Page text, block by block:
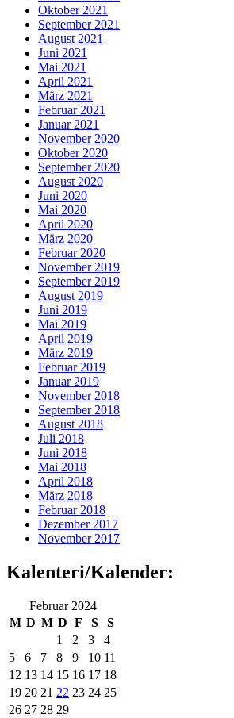
Oktober 2021
September 2021
August 2021
Juni 2021
Mai 2021
April 2021
März 2021
Februar 2021
Januar 2021
November 2020
Oktober 2020
September 2020
August 2020
Juni 2020
Mai 2020
April 2020
März 2020
Februar 2020
November 2019
September 2019
August 2019
Juni 2019
Mai 2019
April 2019
März 2019
Februar 2019
Januar 2019
November 2018
September 2018
August 2018
Juli 2018
Juni 2018
Mai 2018
April 2018
März 2018
Februar 2018
Dezember 2017
November 2017
Kalenteri/Kalender:
Februar 2024
M D M D F S
S
1
2 3
4
5
6 7 8 9 10 11
12 13 14 15 16 17 18
19 20 21 22 23 24 25
26 27 28 29